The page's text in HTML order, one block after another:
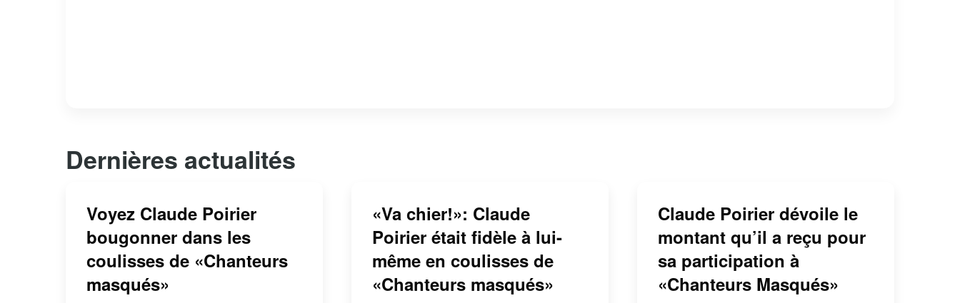
Dernières actualités
Voyez Claude Poirier
bougonner dans les
coulisses de «Chanteurs
masqués»
«Va chier!»: Claude
Poirier était fidèle à lui-
même en coulisses de
«Chanteurs masqués»
Claude Poirier dévoile le
montant qu’il a reçu pour
sa participation à
«Chanteurs Masqués»